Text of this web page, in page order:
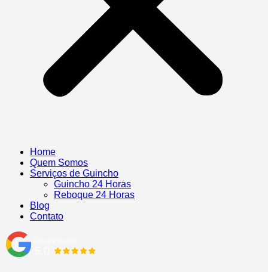
Home
Quem Somos
Serviços de Guincho
Guincho 24 Horas
Reboque 24 Horas
Blog
Contato